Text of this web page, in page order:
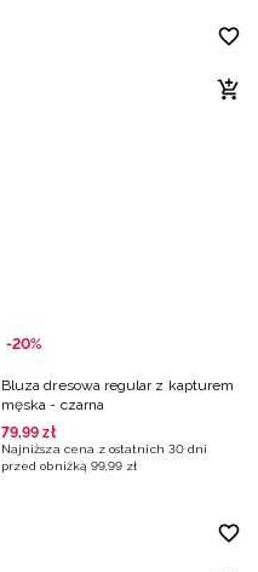
-20%
Bluza dresowa regular z kapturem
męska - czarna
79,99 zł
Najniższa cena z ostatnich 30 dni
przed obniżką 99,99 zł